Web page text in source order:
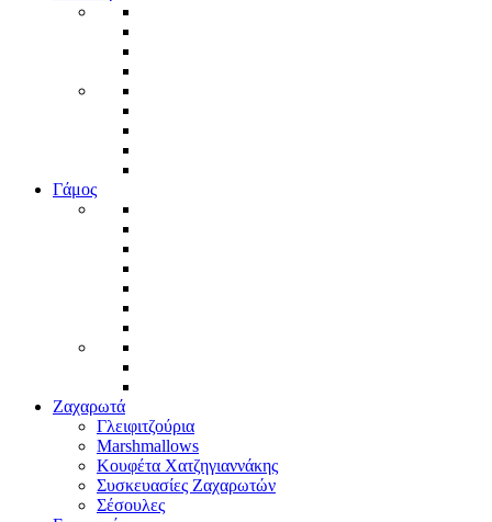
Γάμος
Ζαχαρωτά
Γλειφιτζούρια
Marshmallows
Κουφέτα Χατζηγιαννάκης
Συσκευασίες Ζαχαρωτών
Σέσουλες